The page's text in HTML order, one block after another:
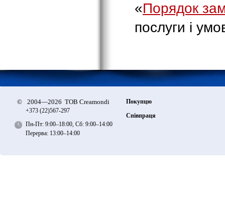
«Порядок
послуги i
© 2004—2026 ТОВ Creamondi
+373 (22)567-297
Пн-Пт: 9:00–18:00, Сб: 9:00–14:00
Перерва: 13:00–14:00
Покупцю
Співпраця